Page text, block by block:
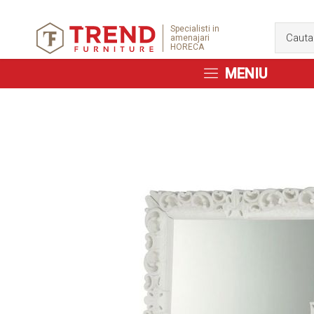
Specialisti in
amenajari
HORECA
MENIU